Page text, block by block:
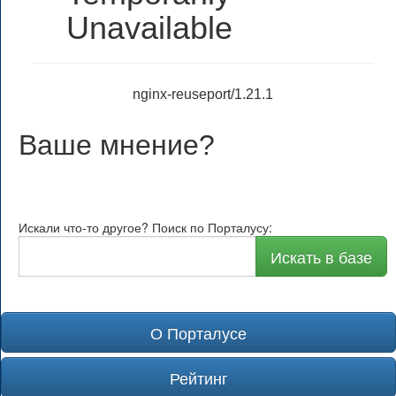
Unavailable
nginx-reuseport/1.21.1
Ваше мнение?
Искали что-то другое? Поиск по Порталусу:
Искать в базе
О Порталусе
Рейтинг